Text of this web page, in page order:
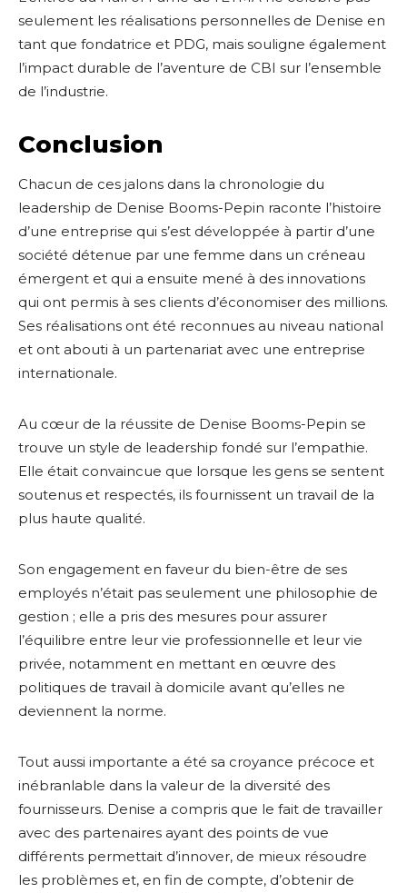
seulement les réalisations personnelles de Denise en
tant que fondatrice et PDG, mais souligne également
l’impact durable de l’aventure de CBI sur l’ensemble
de l’industrie.
Conclusion
Chacun de ces jalons dans la chronologie du
leadership de Denise Booms-Pepin raconte l’histoire
d’une entreprise qui s’est développée à partir d’une
société détenue par une femme dans un créneau
émergent et qui a ensuite mené à des innovations
qui ont permis à ses clients d’économiser des millions.
Ses réalisations ont été reconnues au niveau national
et ont abouti à un partenariat avec une entreprise
internationale.
Au cœur de la réussite de Denise Booms-Pepin se
trouve un style de leadership fondé sur l’empathie.
Elle était convaincue que lorsque les gens se sentent
soutenus et respectés, ils fournissent un travail de la
plus haute qualité.
Son engagement en faveur du bien-être de ses
employés n’était pas seulement une philosophie de
gestion ; elle a pris des mesures pour assurer
l’équilibre entre leur vie professionnelle et leur vie
privée, notamment en mettant en œuvre des
politiques de travail à domicile avant qu’elles ne
deviennent la norme.
Tout aussi importante a été sa croyance précoce et
inébranlable dans la valeur de la diversité des
fournisseurs. Denise a compris que le fait de travailler
avec des partenaires ayant des points de vue
différents permettait d’innover, de mieux résoudre
les problèmes et, en fin de compte, d’obtenir de